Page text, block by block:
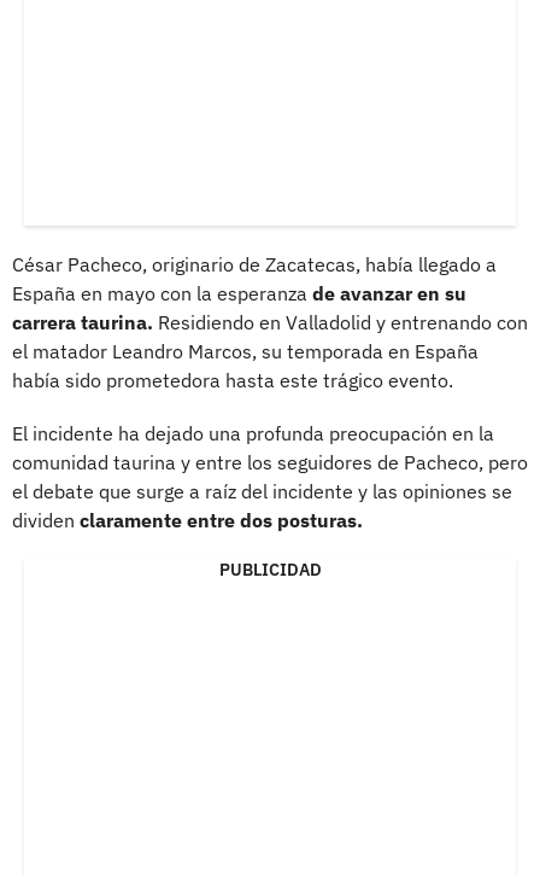
César Pacheco, originario de Zacatecas, había llegado a
España en mayo con la esperanza de avanzar en su
carrera taurina. Residiendo en Valladolid y entrenando con
el matador Leandro Marcos, su temporada en España
había sido prometedora hasta este trágico evento.
El incidente ha dejado una profunda preocupación en la
comunidad taurina y entre los seguidores de Pacheco, pero
el debate que surge a raíz del incidente y las opiniones se
dividen claramente entre dos posturas.
PUBLICIDAD